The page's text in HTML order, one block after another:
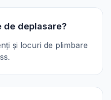
de deplasare?
și locuri de plimbare